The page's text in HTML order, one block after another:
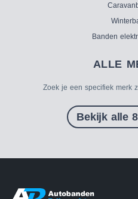
Banden
ALLE
Zoek je een specifiek merk
Bekijk alle